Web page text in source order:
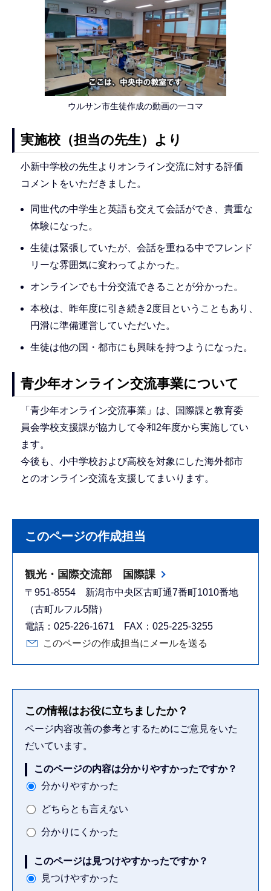
ウルサン市生徒作成の動画の一コマ
実施校（担当の先生）より
小新中学校の先生よりオンライン交流に対する評価
コメントをいただきました。
同世代の中学生と英語も交えて会話ができ、貴重な
体験になった。
生徒は緊張していたが、会話を重ねる中でフレンド
リーな雰囲気に変わってよかった。
オンラインでも十分交流できることが分かった。
本校は、昨年度に引き続き2度目ということもあり、
円滑に準備運営していただいた。
生徒は他の国・都市にも興味を持つようになった。
青少年オンライン交流事業について
「青少年オンライン交流事業」は、国際課と教育委
員会学校支援課が協力して令和2年度から実施してい
ます。
今後も、小中学校および高校を対象にした海外都市
とのオンライン交流を支援してまいります。
このページの作成担当
観光・国際交流部 国際課
〒951-8554 新潟市中央区古町通7番町1010番地
（古町ルフル5階）
電話：025-226-1671 FAX：025-225-3255
このページの作成担当にメールを送る
この情報はお役に立ちましたか？
ページ内容改善の参考とするためにご意見をいた
だいています。
このページの内容は分かりやすかったですか？
分かりやすかった
どちらとも言えない
分かりにくかった
このページは見つけやすかったですか？
見つけやすかった